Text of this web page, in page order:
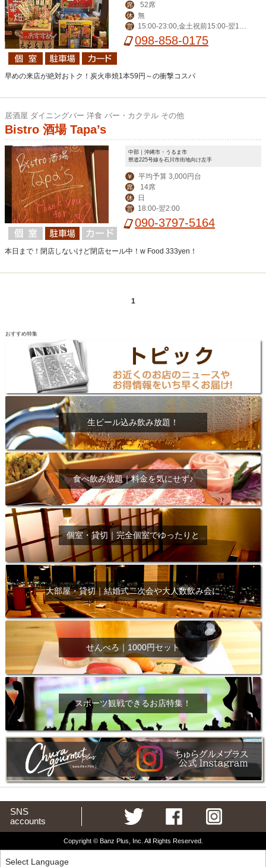
席 52席
休 無
営
15:00-23:00,金土祝前15:00-翌1:0
0
098-858-0175
早めの来店が絶対おトク！炭火串焼1本59円～の衝撃コスパ
居酒屋 ダイニングバー 洋食 バー・カクテル その他
Bistro 酒場 Tapa’s
中部｜沖縄市・うるま市
県道225号線を石川市街地向け左手
￥ 平均予算 3,000円台
席 14席
休 日
営 18:00-翌2:00
090-3797-5164
本日まで！閉店しないけど閉店セール中！w Food 333yen！
1
おすすめ特集
生ビール込み飲み放題！
食べ飲み放題｜料金を気にせず♪
個室・貸切｜完全個室でゆったりと
大部屋・貸切｜結婚式二次会や大人数飲み会に
せんべろ｜1000円セット
スポーツ観戦できるお店特集！
SNS
accounts
Copyright © Banz Plus, Inc. All Rights Reserved.